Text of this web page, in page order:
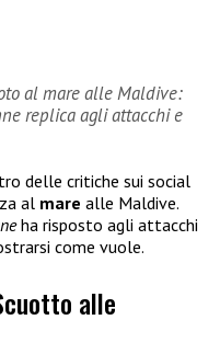
al mare alle Maldive:
replica agli attacchi e
delle critiche sui social
al mare alle Maldive.
ha risposto agli attacchi
come vuole.
alle